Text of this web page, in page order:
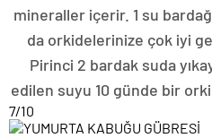
mineraller içerir. 1 su
da orkidelerinize çok iyi
Pirinci 2 bardak suda
edilen suyu 10 günde bir
7/10